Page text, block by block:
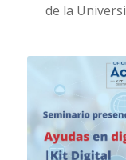
de la